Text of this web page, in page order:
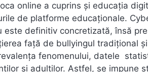
online a cuprins și educația
de platforme educaționale.
definitiv concretizată, însă
față de bullyingul tradițional
fenomenului, datele
și adulților. Astfel, se impune